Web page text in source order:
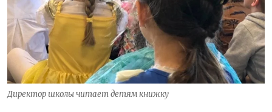
Директор школы читает детям книжку